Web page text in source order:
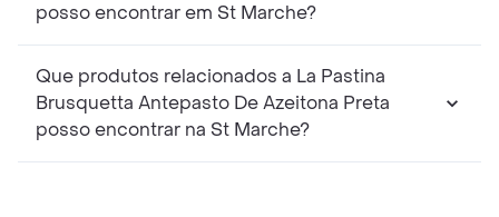
posso encontrar em St Marche?
Que produtos relacionados a La Pastina
Brusquetta Antepasto De Azeitona Preta
posso encontrar na St Marche?